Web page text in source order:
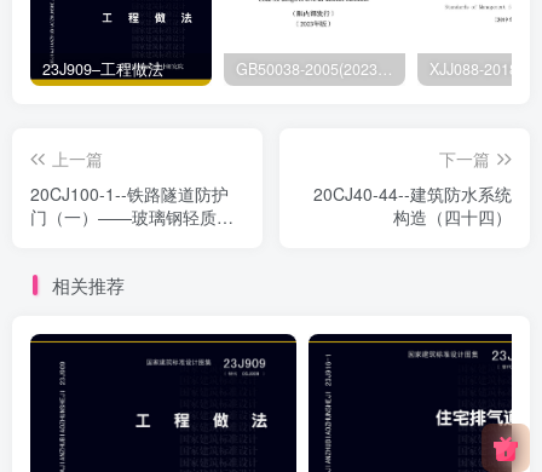
23J909–工程做法 GB50038-2005(2023版)–人民防空地下室设计规范
上一篇
20CJ100-1--铁路隧道防护
门（一）——玻璃钢轻质防
下一篇
20CJ40-44--建筑防水系统
构造（四十四）
相关推荐